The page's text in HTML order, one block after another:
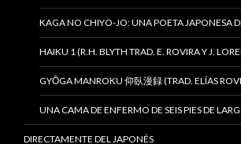
KAGA NO CHIYO-JO: UNA POETA JAPONESA
HAIKU 1 (R.H. BLYTH TRAD. E. ROVIRA Y J.
GYŌGA MANROKU 仰臥漫録 (TRAD. ELÍAS
UNA CAMA DE ENFERMO DE SEIS PIES DE
DIRECTAMENTE DEL JAPONÉS